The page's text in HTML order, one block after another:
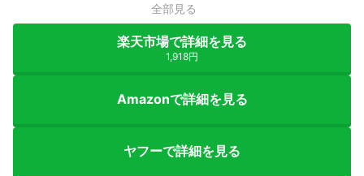
全部見る
楽天市場で詳細を見る
1,918円
Amazonで詳細を見る
ヤフーで詳細を見る